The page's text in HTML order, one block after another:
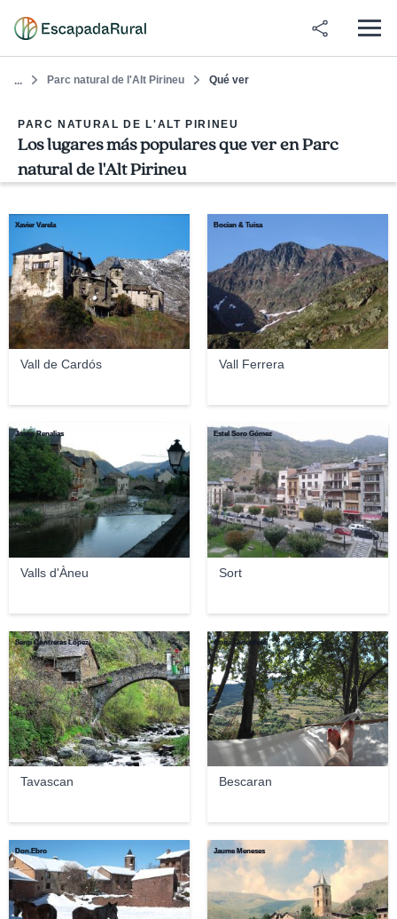
... Parc natural de l'Alt Pirineu Qué ver
PARC NATURAL DE L'ALT PIRINEU
Los lugares más populares que ver en Parc
natural de l'Alt Pirineu
Vall de Cardós
Xavier Varela
Vall Ferrera
Bocian & Tuisa
Valls d'Àneu
Josep Renalias
Sort
Estel Soro Gómez
Tavascan
Sergi Contreras López
Bescaran
Anna Tomashvili
Don.Ebro Jaume Meneses